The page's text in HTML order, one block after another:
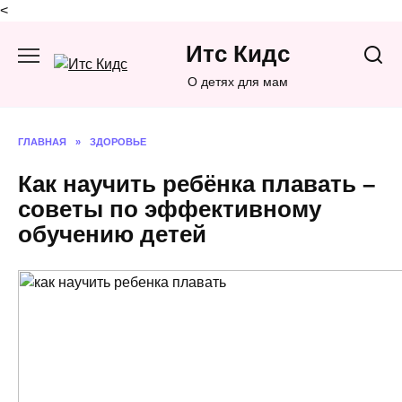
<
содержанию
Итс Кидс
О детях для мам
ГЛАВНАЯ » ЗДОРОВЬЕ
Как научить ребёнка плавать –
советы по эффективному
обучению детей